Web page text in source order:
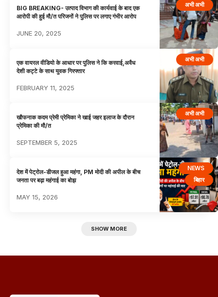
अभी अभी
BIG BREAKING- उत्पाद विभाग की कार्यवाई के बाद एक
आरोपी की हुई मौ/त परिजनों ने पुलिस पर लगाए गंभीर आरोप
JUNE 20, 2025
अभी अभी
एक वायरल वीडियो के आधार पर पुलिस ने कि करवाई,अवैध
देशी कट्टे के साथ युवक गिरफ्तार
FEBRUARY 11, 2025
अभी अभी
खौफनाक कदम प्रेमी प्रेमिका ने खाई जहर इलाज के दौरान
प्रेमिका की मौ/त
SEPTEMBER 5, 2025
NEWS
बिहार
देश में पेट्रोल-डीजल हुआ महंगा, PM मोदी की अपील के बीच
जनता पर बढ़ा महंगाई का बोझ
MAY 15, 2026
SHOW MORE